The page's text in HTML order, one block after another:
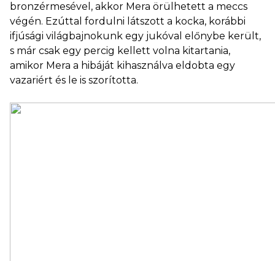
bronzérmesével, akkor Mera örülhetett a meccs
végén. Ezúttal fordulni látszott a kocka, korábbi
ifjúsági világbajnokunk egy jukóval előnybe került,
s már csak egy percig kellett volna kitartania,
amikor Mera a hibáját kihasználva eldobta egy
vazariért és le is szorította.